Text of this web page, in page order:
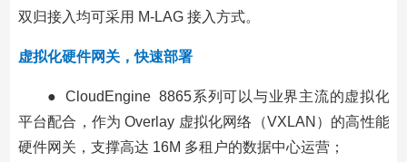
双归接入均可采用 M-LAG 接入方式。
虚拟化硬件网关，快速部署
● CloudEngine 8865系列可以与业界主流的虚拟化
平台配合，作为 Overlay 虚拟化网络（VXLAN）的高性能
硬件网关，支撑高达 16M 多租户的数据中心运营；